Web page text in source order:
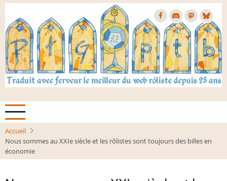
Aller
contenu
principal
Accueil
Nous sommes au XXIe siècle et les rôlistes sont toujours des billes en
économie